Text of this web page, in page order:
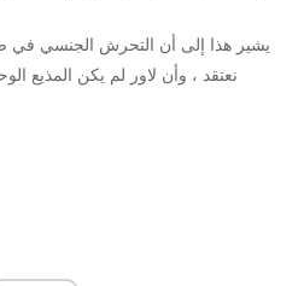
يشير هذا إلى أن التحرش الجنسي في
نعتقد ، وأن لاور لم يكن المذيع